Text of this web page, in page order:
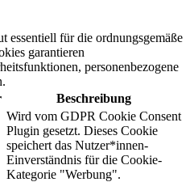
essentiell für die ordnungsgemäße
garantieren
personenbezogene
Beschreibung
Wird vom GDPR Cookie Consent
Plugin gesetzt. Dieses Cookie
speichert das Nutzer*innen-
Einverständnis für die Cookie-
Kategorie "Werbung".